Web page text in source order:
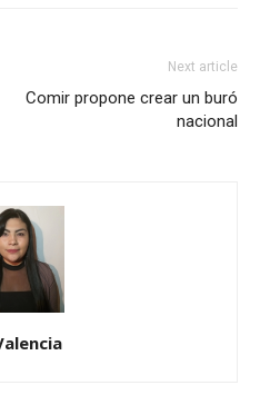
Next article
Comir propone crear un buró
nacional